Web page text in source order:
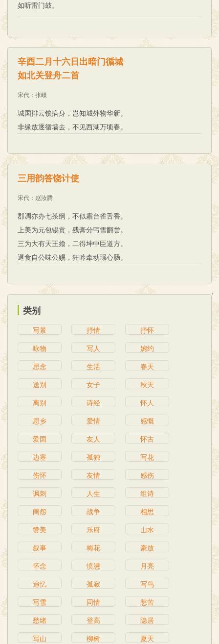
如听雷门鼓。
辛酉二月十六日出暗门循城
如北关登舟二首
宋代 ： 张嵲
城国排云锁病身，岂知城外物华新。
非缘放逐循墙去，不见西湖万顷春。
三用韵答饶计使
宋代 ： 赵汝腾
郡凋亦办七茶纲，不似霜台雀舌香。
上美为元包锡贡，残膏分丐雪翻尝。
三为大有天王飨，二得坤中臣道方。
退食自公味公赐，狂吟牵动璟心肠。
类别
写景 抒情
抒怀
咏物
写人
婉约
思念
生活
春天
送别
女子
秋天
离别
诗经
怀人
思乡
爱情
感慨
爱国
友人
怀古
边塞
孤独
写花
伤怀
友情
感伤
讽刺
人生
组诗
闺怨
战争
相思
赞美
乐府
山水
叙事
梅花
豪放
怀念
愤懑
月亮
追忆
孤寂
写鸟
写雪
同情
愁苦
愁绪
登高
隐居
写山
柳树
夏天
,